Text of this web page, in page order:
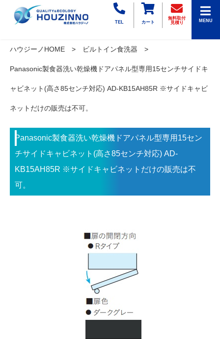
TEL カート
無料取付
見積り
MENU
ハウジーノHOME ビルトイン食洗器
Panasonic製食器洗い乾燥機ドアパネル型専用15センチサイドキ
ャビネット(高さ85センチ対応) AD-KB15AH85R ※サイドキャビ
ネットだけの販売は不可。
Panasonic製食器洗い乾燥機ドアパネル型専用15セン
チサイドキャビネット(高さ85センチ対応) AD-
KB15AH85R ※サイドキャビネットだけの販売は不
可。